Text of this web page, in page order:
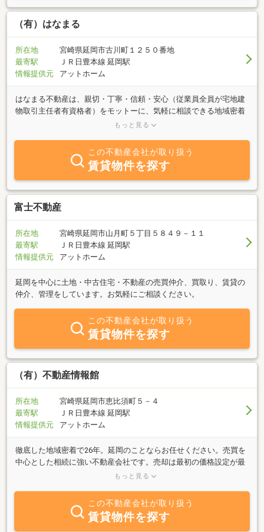
（有）はなまる
所在地
宮崎県延岡市古川町１２５０番地
最寄駅
ＪＲ日豊本線 延岡駅
情報提供元
アットホーム
はなまる不動産は、親切・丁寧・信頼・安心（従業員全員が宅地建
物取引主任者有資格者）をモットーに、気軽に相談できる地域密着
型の不動産屋さんを目指しています！はなまる不動産ホームページ
ー・学生向けの賃貸物件情報を掲載しています。掲載していない物
件についても、お探ししますのでお気軽にお問合せください。ま
た、不動産の売却を検討されている方もご相談ください。仲介・買
取（当社規定による）致します。
もっと見る
この不動産会社が取り扱う
賃貸物件を探す
富士不動産
所在地
宮崎県延岡市山月町５丁目５８４９－１１
最寄駅
ＪＲ日豊本線 延岡駅
情報提供元
アットホーム
延岡を中心に土地・中古住宅・不動産の売買仲介、買取り、賃貸の
仲介、管理をしています。お気軽にご相談ください。
この不動産会社が取り扱う
賃貸物件を探す
（有）不動産情報館
所在地
宮崎県延岡市恵比須町５－４
最寄駅
ＪＲ日豊本線 延岡駅
情報提供元
アットホーム
徹底した地域密着で26年。延岡のことならお任せください。売買を
中心とした相続に強い不動産会社です。売却は最初の価格設定が最
重要という信念のもとに、地域の状況を十分説明しながら納得の査
割から売却まで、お客様をしっかりサポートします。終活や将来の
資産整理なども含め、安心して任せていただける不動産パートナー
として、皆さまの大切な資産をともに考えます。不動産に関するこ
もっと見る
この不動産会社が取り扱う
賃貸物件を探す